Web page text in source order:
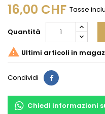
16,00 CHF Tasse
Quantità
 Ultimi articoli in
Condividi Condividi
Chiedi informazioni